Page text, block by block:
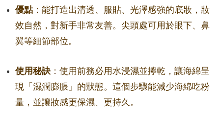
優點：能打造出清透、服貼、光澤感強的底妝，妝
效自然，對新手非常友善。尖頭處可用於眼下、鼻
翼等細節部位。
使用秘訣 ：使用前務必用水浸濕並擰乾，讓海綿呈
現「濕潤膨脹」的狀態。這個步驟能減少海綿吃粉
量，並讓妝感更保濕、更持久。